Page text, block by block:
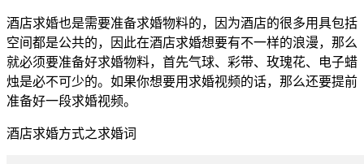
酒店求婚也是需要准备求婚物料的，因为酒店的很多用具包括
空间都是公共的，因此在酒店求婚想要有不一样的浪漫，那么
就必须要准备好求婚物料，首先气球、彩带、玫瑰花、电子蜡
烛是必不可少的。如果你想要用求婚视频的话，那么还要提前
准备好一段求婚视频。
酒店求婚方式之求婚词